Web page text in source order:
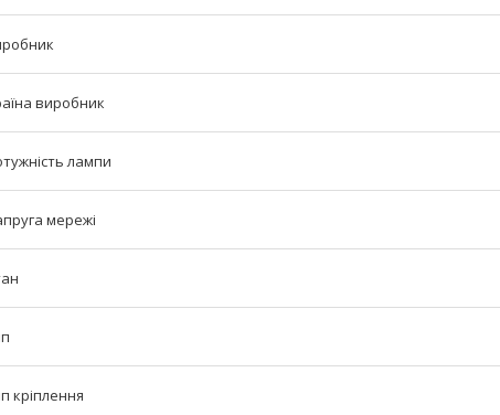
виробник
лампи
мережі
кріплення